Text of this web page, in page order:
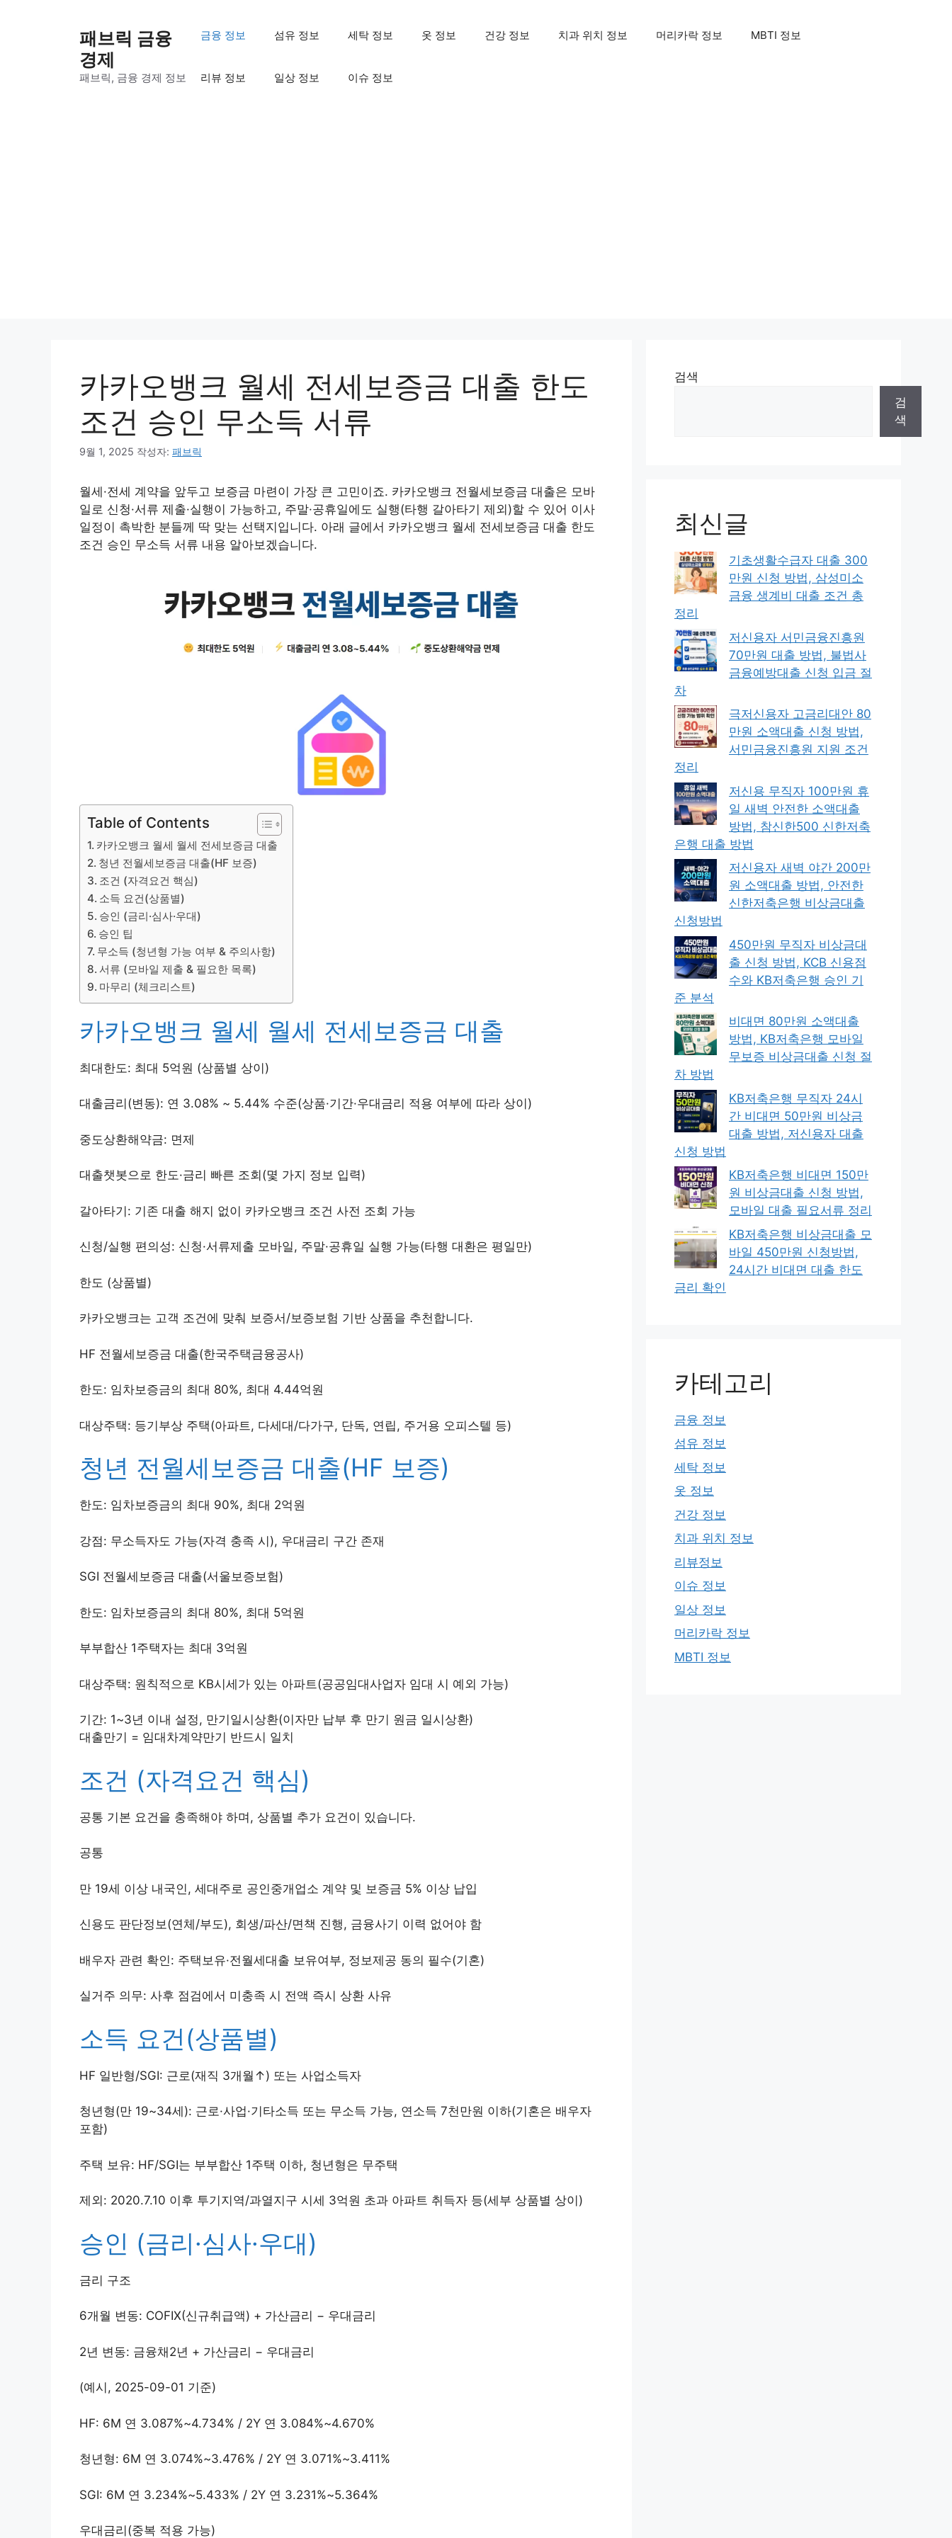
패브릭 금융
경제
패브릭, 금융 경제 정보
금융 정보 섬유 정보 세탁 정보 옷 정보 건강 정보 치과 위치 정보 머리카락 정보 MBTI 정보
리뷰 정보 일상 정보 이슈 정보
카카오뱅크 월세 전세보증금 대출 한도
조건 승인 무소득 서류
9월 1, 2025 작성자: 패브릭
월세·전세 계약을 앞두고 보증금 마련이 가장 큰 고민이죠. 카카오뱅크 전월세보증금 대출은 모바
일로 신청·서류 제출·실행이 가능하고, 주말·공휴일에도 실행(타행 갈아타기 제외)할 수 있어 이사
일정이 촉박한 분들께 딱 맞는 선택지입니다. 아래 글에서 카카오뱅크 월세 전세보증금 대출 한도
조건 승인 무소득 서류 내용 알아보겠습니다.
Table of Contents
카카오뱅크 월세 월세 전세보증금 대출
청년 전월세보증금 대출(HF 보증)
조건 (자격요건 핵심)
소득 요건(상품별)
승인 (금리·심사·우대)
승인 팁
무소득 (청년형 가능 여부 & 주의사항)
서류 (모바일 제출 & 필요한 목록)
마무리 (체크리스트)
카카오뱅크 월세 월세 전세보증금 대출
최대한도: 최대 5억원 (상품별 상이)
대출금리(변동): 연 3.08% ~ 5.44% 수준(상품·기간·우대금리 적용 여부에 따라 상이)
중도상환해약금: 면제
대출챗봇으로 한도·금리 빠른 조회(몇 가지 정보 입력)
갈아타기: 기존 대출 해지 없이 카카오뱅크 조건 사전 조회 가능
신청/실행 편의성: 신청·서류제출 모바일, 주말·공휴일 실행 가능(타행 대환은 평일만)
한도 (상품별)
카카오뱅크는 고객 조건에 맞춰 보증서/보증보험 기반 상품을 추천합니다.
HF 전월세보증금 대출(한국주택금융공사)
한도: 임차보증금의 최대 80%, 최대 4.44억원
대상주택: 등기부상 주택(아파트, 다세대/다가구, 단독, 연립, 주거용 오피스텔 등)
청년 전월세보증금 대출(HF 보증)
한도: 임차보증금의 최대 90%, 최대 2억원
강점: 무소득자도 가능(자격 충족 시), 우대금리 구간 존재
SGI 전월세보증금 대출(서울보증보험)
한도: 임차보증금의 최대 80%, 최대 5억원
부부합산 1주택자는 최대 3억원
대상주택: 원칙적으로 KB시세가 있는 아파트(공공임대사업자 임대 시 예외 가능)
기간: 1~3년 이내 설정, 만기일시상환(이자만 납부 후 만기 원금 일시상환)
대출만기 = 임대차계약만기 반드시 일치
조건 (자격요건 핵심)
공통 기본 요건을 충족해야 하며, 상품별 추가 요건이 있습니다.
공통
만 19세 이상 내국인, 세대주로 공인중개업소 계약 및 보증금 5% 이상 납입
신용도 판단정보(연체/부도), 회생/파산/면책 진행, 금융사기 이력 없어야 함
배우자 관련 확인: 주택보유·전월세대출 보유여부, 정보제공 동의 필수(기혼)
실거주 의무: 사후 점검에서 미충족 시 전액 즉시 상환 사유
소득 요건(상품별)
HF 일반형/SGI: 근로(재직 3개월↑) 또는 사업소득자
청년형(만 19~34세): 근로·사업·기타소득 또는 무소득 가능, 연소득 7천만원 이하(기혼은 배우자
포함)
주택 보유: HF/SGI는 부부합산 1주택 이하, 청년형은 무주택
제외: 2020.7.10 이후 투기지역/과열지구 시세 3억원 초과 아파트 취득자 등(세부 상품별 상이)
승인 (금리·심사·우대)
금리 구조
6개월 변동: COFIX(신규취급액) + 가산금리 − 우대금리
2년 변동: 금융채2년 + 가산금리 − 우대금리
(예시, 2025-09-01 기준)
HF: 6M 연 3.087%~4.734% / 2Y 연 3.084%~4.670%
청년형: 6M 연 3.074%~3.476% / 2Y 연 3.071%~3.411%
SGI: 6M 연 3.234%~5.433% / 2Y 연 3.231%~5.364%
우대금리(중복 적용 가능)
검색
검
색
최신글
기초생활수급자 대출 300
만원 신청 방법, 삼성미소
금융 생계비 대출 조건 총
정리
저신용자 서민금융진흥원
70만원 대출 방법, 불법사
금융예방대출 신청 입금 절
차
극저신용자 고금리대안 80
만원 소액대출 신청 방법,
서민금융진흥원 지원 조건
정리
저신용 무직자 100만원 휴
일 새벽 안전한 소액대출
방법, 참신한500 신한저축
은행 대출 방법
저신용자 새벽 야간 200만
원 소액대출 방법, 안전한
신한저축은행 비상금대출
신청방법
450만원 무직자 비상금대
출 신청 방법, KCB 신용점
수와 KB저축은행 승인 기
준 분석
비대면 80만원 소액대출
방법, KB저축은행 모바일
무보증 비상금대출 신청 절
차 방법
KB저축은행 무직자 24시
간 비대면 50만원 비상금
대출 방법, 저신용자 대출
신청 방법
KB저축은행 비대면 150만
원 비상금대출 신청 방법,
모바일 대출 필요서류 정리
KB저축은행 비상금대출 모
바일 450만원 신청방법,
24시간 비대면 대출 한도
금리 확인
카테고리
금융 정보
섬유 정보
세탁 정보
옷 정보
건강 정보
치과 위치 정보
리뷰정보
이슈 정보
일상 정보
머리카락 정보
MBTI 정보